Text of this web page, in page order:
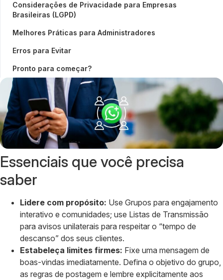
Considerações de Privacidade para Empresas
Brasileiras (LGPD)
Melhores Práticas para Administradores
Erros para Evitar
Pronto para começar?
Essenciais que você precisa
saber
Lidere com propósito: Use Grupos para engajamento
interativo e comunidades; use Listas de Transmissão
para avisos unilaterais para respeitar o “tempo de
descanso” dos seus clientes.
Estabeleça limites firmes: Fixe uma mensagem de
boas-vindas imediatamente. Defina o objetivo do grupo,
as regras de postagem e lembre explicitamente aos